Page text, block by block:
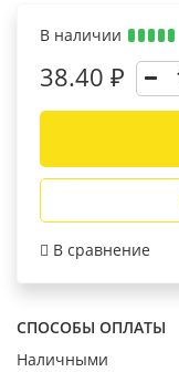
В наличии
38.40 ₽
В сравнение
СПОСОБЫ ОПЛАТЫ
Наличными